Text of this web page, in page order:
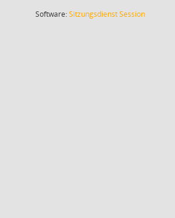
Software:SitzungsdienstSession(Wird in